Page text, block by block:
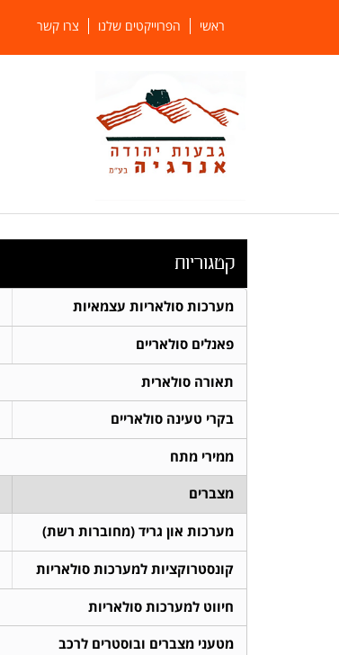
ראשי הפרוייקטים שלנו צרו קשר
קטגוריות
מערכות סולאריות עצמאיות
פאנלים סולאריים
תאורה סולארית
בקרי טעינה סולאריים
ממירי מתח
מצברים
מערכות און גריד (מחוברות רשת)
קונסטרוקציות למערכות סולאריות
חיווט למערכות סולאריות
מטעני מצברים ובוסטרים לרכב